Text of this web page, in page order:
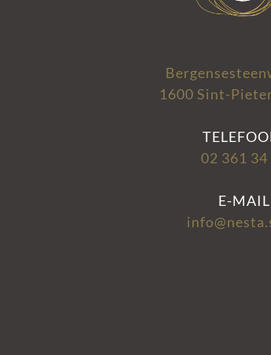
1600 Sint-
02 361 34
E-MAIL